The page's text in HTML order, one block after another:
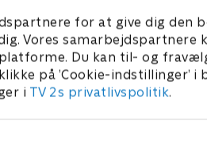
for at give dig den
Vores samarbejdspartnere
Du kan til- og
på ’Cookie-indstillinger’ i
i TV 2s privatlivspolitik.